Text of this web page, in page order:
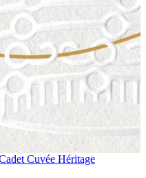
Cuvée Héritage